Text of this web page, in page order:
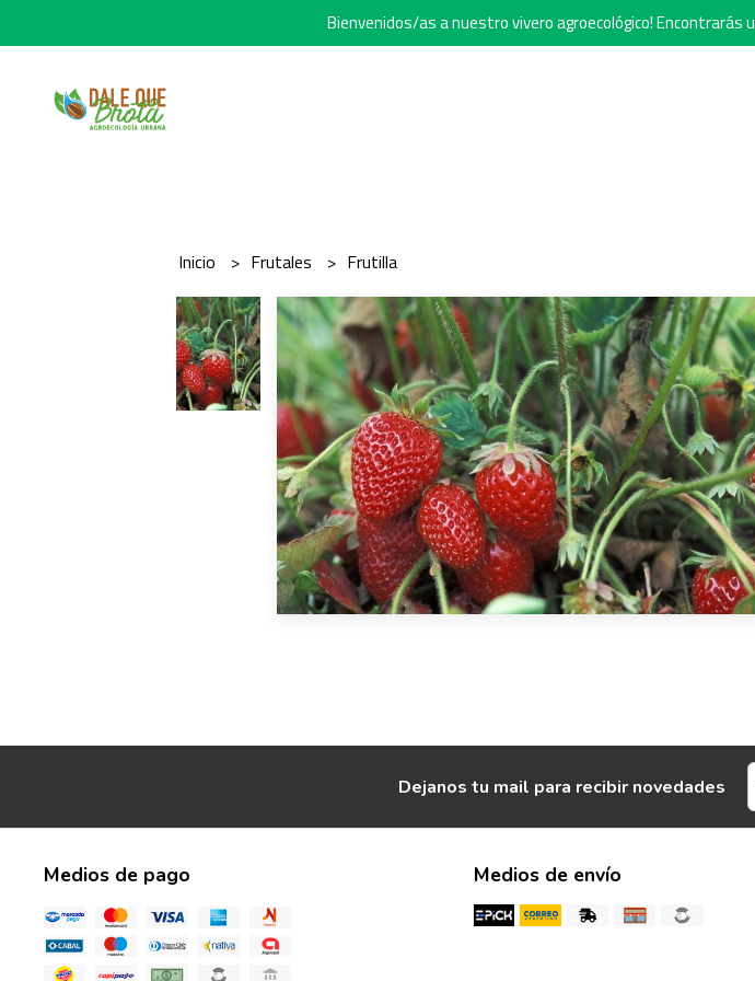
Bienvenidos/as a nuestro vivero agroecológico!
Inicio Frutales Frutilla
Dejanos tu mail para recibir novedades
Medios de pago Medios de envío